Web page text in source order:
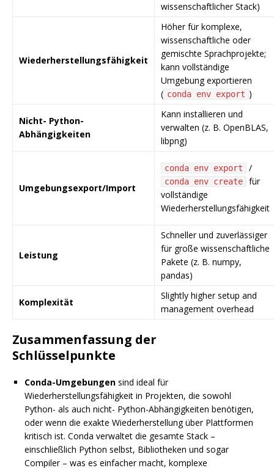
wissenschaftlicher Stack)
Wiederherstellungsfähigkeit
Höher für komplexe,
wissenschaftliche oder
gemischte Sprachprojekte;
kann vollständige
Umgebung exportieren
( conda env export )
Nicht- Python-
Abhängigkeiten
Kann installieren und
verwalten (z. B. OpenBLAS,
libpng)
Umgebungsexport/Import
conda env export /
conda env create
für
vollständige
Wiederherstellungsfähigkeit
Leistung
Schneller und zuverlässiger
für große wissenschaftliche
Pakete (z. B. numpy,
pandas)
Komplexität
Slightly higher setup and
management overhead
Zusammenfassung der
Schlüsselpunkte
Conda-Umgebungen sind ideal für
Wiederherstellungsfähigkeit in Projekten, die sowohl
Python- als auch nicht- Python-Abhängigkeiten benötigen,
oder wenn die exakte Wiederherstellung über Plattformen
kritisch ist. Conda verwaltet die gesamte Stack –
einschließlich Python selbst, Bibliotheken und sogar
Compiler – was es einfacher macht, komplexe